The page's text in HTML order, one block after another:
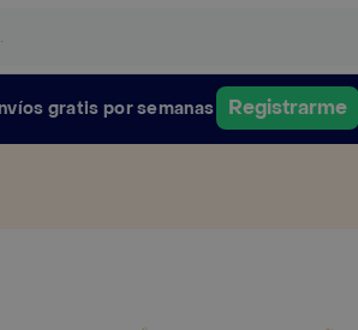
gratis por semanas Registrarme